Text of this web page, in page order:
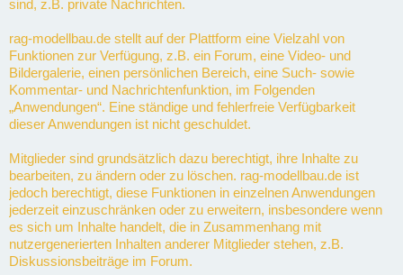
sind, z.B. private Nachrichten.
rag-modellbau.de stellt auf der Plattform eine Vielzahl von
Funktionen zur Verfügung, z.B. ein Forum, eine Video- und
Bildergalerie, einen persönlichen Bereich, eine Such- sowie
Kommentar- und Nachrichtenfunktion, im Folgenden
„Anwendungen“. Eine ständige und fehlerfreie Verfügbarkeit
dieser Anwendungen ist nicht geschuldet.
Mitglieder sind grundsätzlich dazu berechtigt, ihre Inhalte zu
bearbeiten, zu ändern oder zu löschen. rag-modellbau.de ist
jedoch berechtigt, diese Funktionen in einzelnen Anwendungen
jederzeit einzuschränken oder zu erweitern, insbesondere wenn
es sich um Inhalte handelt, die in Zusammenhang mit
nutzergenerierten Inhalten anderer Mitglieder stehen, z.B.
Diskussionsbeiträge im Forum.